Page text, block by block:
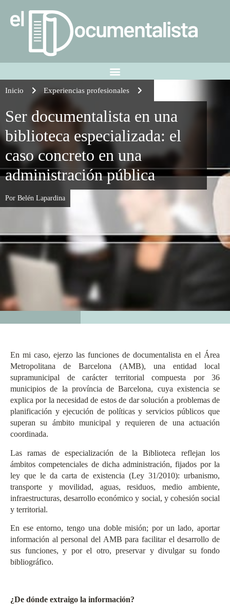
Inicio Experiencias profesionales
Ser documentalista en una
biblioteca especializada: el
caso concreto en una
administración pública
Por Belén Lapardina
En mi caso, ejerzo las funciones de documentalista en el Área
Metropolitana de Barcelona (AMB), una entidad local
supramunicipal de carácter territorial compuesta por 36
municipios de la província de Barcelona, cuya existencia se
explica por la necesidad de estos de dar solución a problemas de
planificación y ejecución de políticas y servicios públicos que
superan su ámbito municipal y requieren de una actuación
coordinada.
Las ramas de especialización de la Biblioteca reflejan los
ámbitos competenciales de dicha administración, fijados por la
ley que le da carta de existencia (Ley 31/2010): urbanismo,
transporte y movilidad, aguas, residuos, medio ambiente,
infraestructuras, desarrollo económico y social, y cohesión social
y territorial.
En ese entorno, tengo una doble misión; por un lado, aportar
información al personal del AMB para facilitar el desarrollo de
sus funciones, y por el otro, preservar y divulgar su fondo
bibliográfico.
¿De dónde extraigo la información?